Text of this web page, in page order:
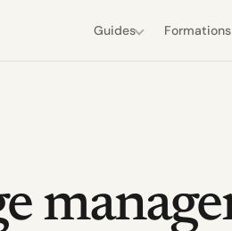
Guides Formations